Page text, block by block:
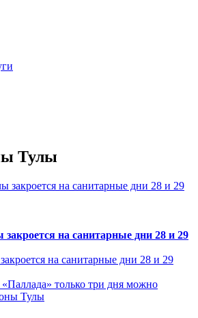
Тулы
на санитарные дни 28 и 29
на санитарные дни 28 и 29